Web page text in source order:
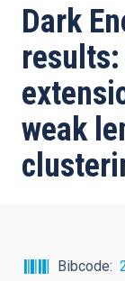
de
ayuda
a
la
Dark
weak
Bibcode